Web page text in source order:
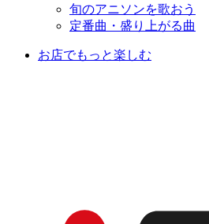
旬のアニソンを歌おう
定番曲・盛り上がる曲
お店でもっと楽しむ